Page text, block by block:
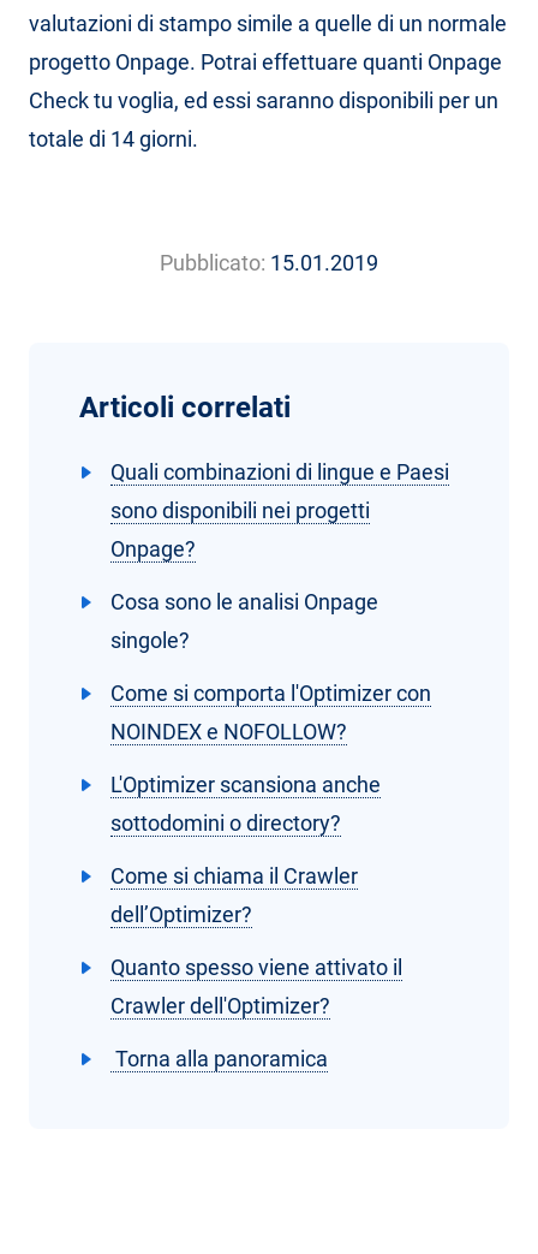
valutazioni di stampo simile a quelle di un normale
progetto Onpage. Potrai effettuare quanti Onpage
Check tu voglia, ed essi saranno disponibili per un
totale di 14 giorni.
Pubblicato: 15.01.2019
Articoli correlati
Quali combinazioni di lingue e Paesi
sono disponibili nei progetti
Onpage?
Cosa sono le analisi Onpage
singole?
Come si comporta l'Optimizer con
NOINDEX e NOFOLLOW?
L'Optimizer scansiona anche
sottodomini o directory?
Come si chiama il Crawler
dell’Optimizer?
Quanto spesso viene attivato il
Crawler dell'Optimizer?
Torna alla panoramica